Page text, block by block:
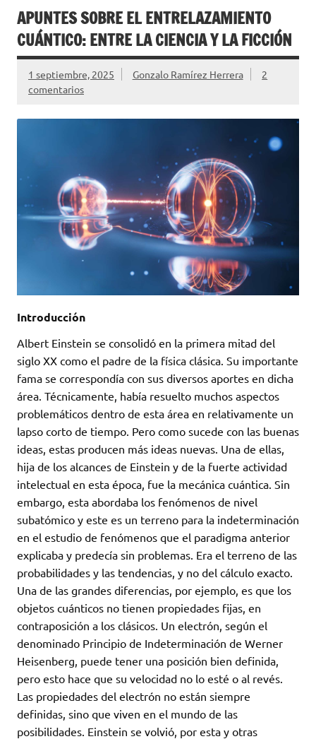
o
o
k
r
ar
ti
r
APUNTES SOBRE EL ENTRELAZAMIENTO
CUÁNTICO: ENTRE LA CIENCIA Y LA FICCIÓN
1 septiembre, 2025 Gonzalo Ramírez Herrera
2
comentarios
Introducción
Albert Einstein se consolidó en la primera mitad del
siglo XX como el padre de la física clásica. Su importante
fama se correspondía con sus diversos aportes en dicha
área. Técnicamente, había resuelto muchos aspectos
problemáticos dentro de esta área en relativamente un
lapso corto de tiempo. Pero como sucede con las buenas
ideas, estas producen más ideas nuevas. Una de ellas,
hija de los alcances de Einstein y de la fuerte actividad
intelectual en esta época, fue la mecánica cuántica. Sin
embargo, esta abordaba los fenómenos de nivel
subatómico y este es un terreno para la indeterminación
en el estudio de fenómenos que el paradigma anterior
explicaba y predecía sin problemas. Era el terreno de las
probabilidades y las tendencias, y no del cálculo exacto.
Una de las grandes diferencias, por ejemplo, es que los
objetos cuánticos no tienen propiedades fijas, en
contraposición a los clásicos. Un electrón, según el
denominado Principio de Indeterminación de Werner
Heisenberg, puede tener una posición bien definida,
pero esto hace que su velocidad no lo esté o al revés.
Las propiedades del electrón no están siempre
definidas, sino que viven en el mundo de las
posibilidades. Einstein se volvió, por esta y otras